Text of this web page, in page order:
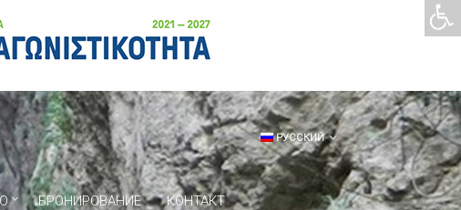
РУССКИЙ
БРОНИРОВАНИЕ КОНТАКТ